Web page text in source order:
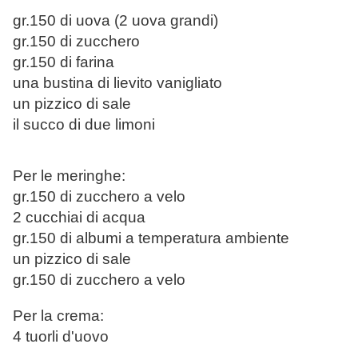
gr.150 di uova (2 uova grandi)
gr.150 di zucchero
gr.150 di farina
una bustina di lievito vanigliato
un pizzico di sale
il succo di due limoni
Per le meringhe:
gr.150 di zucchero a velo
2 cucchiai di acqua
gr.150 di albumi a temperatura ambiente
un pizzico di sale
gr.150 di zucchero a velo
Per la crema:
4 tuorli d'uovo